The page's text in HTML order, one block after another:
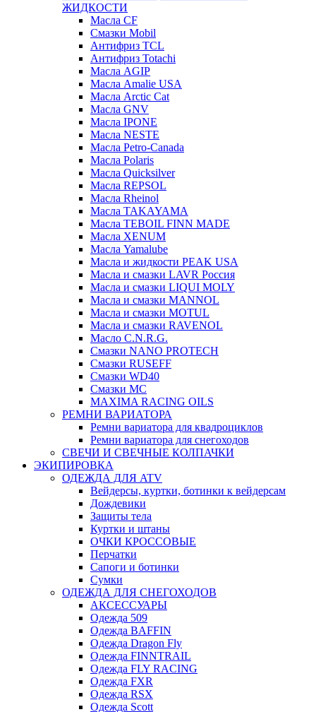
ЖИДКОСТИ
Масла CF
Смазки Mobil
Антифриз TCL
Антифриз Totachi
Масла AGIP
Масла Amalie USA
Масла Arctic Cat
Масла GNV
Масла IPONE
Масла NESTE
Масла Petro-Canada
Масла Polaris
Масла Quicksilver
Масла REPSOL
Масла Rheinol
Масла TAKAYAMA
Масла TEBOIL FINN MADE
Масла XENUM
Масла Yamalube
Масла и жидкости PEAK USA
Масла и смазки LAVR Россия
Масла и смазки LIQUI MOLY
Масла и смазки MANNOL
Масла и смазки MOTUL
Масла и смазки RAVENOL
Масло C.N.R.G.
Смазки NANO PROTECH
Смазки RUSEFF
Смазки WD40
Смазки МС
MAXIMA RACING OILS
РЕМНИ ВАРИАТОРА
Ремни вариатора для квадроциклов
Ремни вариатора для снегоходов
СВЕЧИ И СВЕЧНЫЕ КОЛПАЧКИ
ЭКИПИРОВКА
ОДЕЖДА ДЛЯ ATV
Вейдерсы, куртки, ботинки к вейдерсам
Дождевики
Защиты тела
Куртки и штаны
ОЧКИ КРОССОВЫЕ
Перчатки
Сапоги и ботинки
Сумки
ОДЕЖДА ДЛЯ СНЕГОХОДОВ
АКСЕССУАРЫ
Одежда 509
Одежда BAFFIN
Одежда Dragon Fly
Одежда FINNTRAIL
Одежда FLY RACING
Одежда FXR
Одежда RSX
Одежда Scott